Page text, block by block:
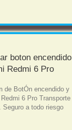
boton encendido
Redmi 6 Pro
de BotÓn encendido y
6 Pro Transporte
a todo riesgo